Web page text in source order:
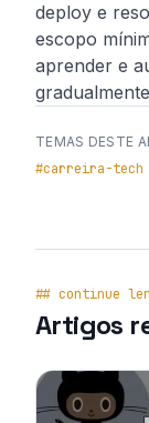
deploy e
escopo
aprender e
TEMAS DESTE
#carreira-tech
## continue
Artigos